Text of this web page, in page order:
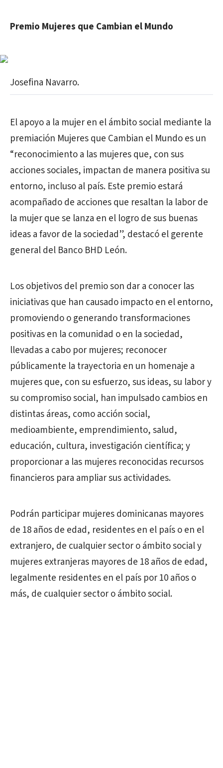
Premio Mujeres que Cambian el Mundo
Josefina Navarro.
El apoyo a la mujer en el ámbito social mediante la
premiación Mujeres que Cambian el Mundo es un
“reconocimiento a las mujeres que, con sus
acciones sociales, impactan de manera positiva su
entorno, incluso al país. Este premio estará
acompañado de acciones que resaltan la labor de
la mujer que se lanza en el logro de sus buenas
ideas a favor de la sociedad”, destacó el gerente
general del Banco BHD León.
Los objetivos del premio son dar a conocer las
iniciativas que han causado impacto en el entorno,
promoviendo o generando transformaciones
positivas en la comunidad o en la sociedad,
llevadas a cabo por mujeres; reconocer
públicamente la trayectoria en un homenaje a
mujeres que, con su esfuerzo, sus ideas, su labor y
su compromiso social, han impulsado cambios en
distintas áreas, como acción social,
medioambiente, emprendimiento, salud,
educación, cultura, investigación científica; y
proporcionar a las mujeres reconocidas recursos
financieros para ampliar sus actividades.
Podrán participar mujeres dominicanas mayores
de 18 años de edad, residentes en el país o en el
extranjero, de cualquier sector o ámbito social y
mujeres extranjeras mayores de 18 años de edad,
legalmente residentes en el país por 10 años o
más, de cualquier sector o ámbito social.